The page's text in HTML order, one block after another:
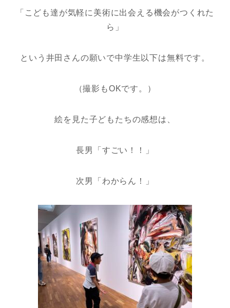
「こども達が気軽に美術に出会える機会がつくれた
ら」
という井田さんの願いで中学生以下は無料です。
（撮影もOKです。）
絵を見た子どもたちの感想は、
長男「すごい！！」
次男「わからん！」